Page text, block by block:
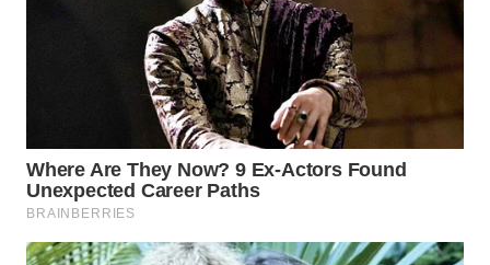
WN
LABUHANBATU
TAPANULI